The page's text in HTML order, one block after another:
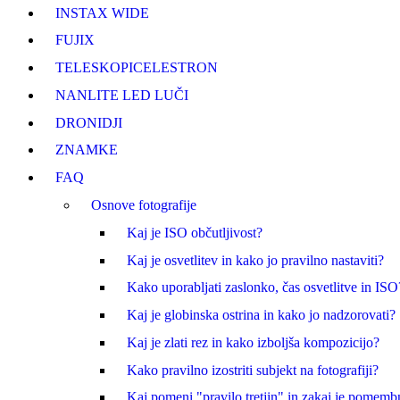
INSTAX WIDE
FUJIX
TELESKOPICELESTRON
NANLITE LED LUČI
DRONIDJI
ZNAMKE
FAQ
Osnove fotografije
Kaj je ISO občutljivost?
Kaj je osvetlitev in kako jo pravilno nastaviti?
Kako uporabljati zaslonko, čas osvetlitve in
Kaj je globinska ostrina in kako jo nadzorovati?
Kaj je zlati rez in kako izboljša kompozicijo?
Kako pravilno izostriti subjekt na fotografiji?